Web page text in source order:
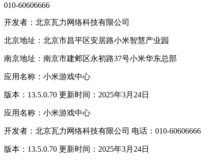
010-60606666
开发者：北京瓦力网络科技有限公司
北京地址：北京市昌平区安居路小米智慧产业园
南京地址：南京市建邺区永初路37号小米华东总部
应用名称：小米游戏中心
版本：13.5.0.70 更新时间：2025年3月24日
应用名称：小米游戏中心
开发者：北京瓦力网络科技有限公司 电话：010-60606666
版本：13.5.0.70 更新时间：2025年3月24日